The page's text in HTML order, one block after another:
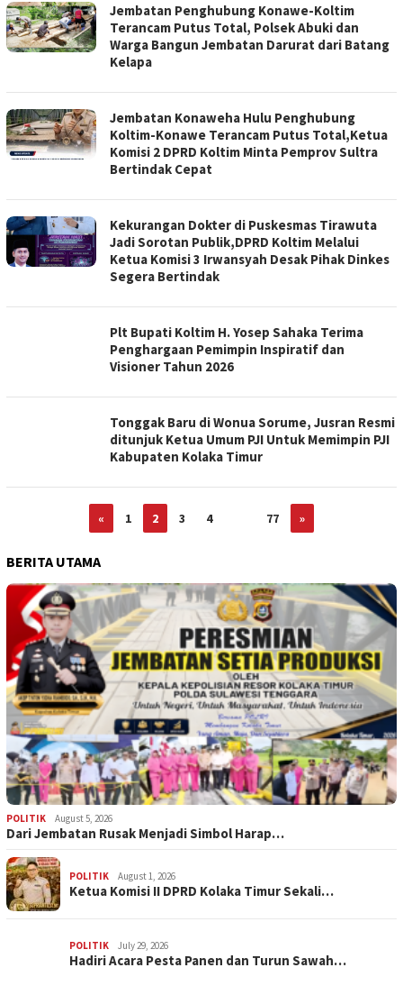
Jembatan Penghubung Konawe-Koltim
Terancam Putus Total, Polsek Abuki dan
Warga Bangun Jembatan Darurat dari Batang
Kelapa
Jembatan Konaweha Hulu Penghubung
Koltim-Konawe Terancam Putus Total,Ketua
Komisi 2 DPRD Koltim Minta Pemprov Sultra
Bertindak Cepat
Kekurangan Dokter di Puskesmas Tirawuta
Jadi Sorotan Publik,DPRD Koltim Melalui
Ketua Komisi 3 Irwansyah Desak Pihak Dinkes
Segera Bertindak
Plt Bupati Koltim H. Yosep Sahaka Terima
Penghargaan Pemimpin Inspiratif dan
Visioner Tahun 2026
Tonggak Baru di Wonua Sorume, Jusran Resmi
ditunjuk Ketua Umum PJI Untuk Memimpin PJI
Kabupaten Kolaka Timur
« 1 2 3 4 77 »
BERITA UTAMA
POLITIK August 5, 2026
Dari Jembatan Rusak Menjadi Simbol Harap…
POLITIK August 1, 2026
Ketua Komisi II DPRD Kolaka Timur Sekali…
POLITIK July 29, 2026
Hadiri Acara Pesta Panen dan Turun Sawah…